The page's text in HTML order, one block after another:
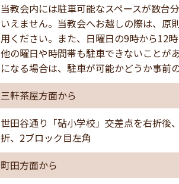
当教会内には駐車可能なスペースが数台
いえません。当教会へお越しの際は、原
用ください。また、日曜日の9時から12
他の曜日や時間帯も駐車できないことが
になる場合は、駐車が可能かどうか事前
三軒茶屋方面から
世田谷通り「砧小学校」交差点を右折後
折、2ブロック目左角
町田方面から